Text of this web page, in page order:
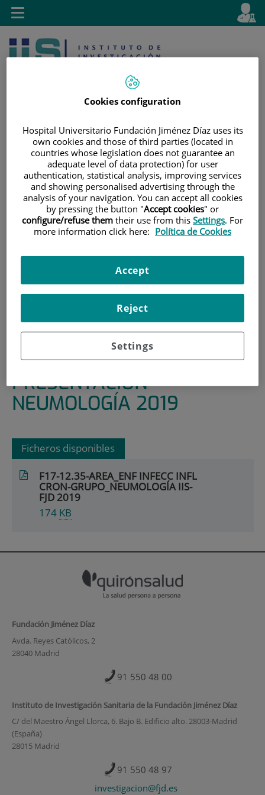
Saltar al contenido
contenido
activo
es
Buscar
Toggle
navigation
INICIO|ÁREAS Y GRUPOS DE INVESTIGACIÓN
|NEUMOLOGÍA
PRESENTACIÓN NEUMOLOGÍA 2019
PRESENTACIÓN
NEUMOLOGÍA 2019
Ficheros disponibles
F17-12.35-AREA_ENF INFECC INFL
CRON-GRUPO_NEUMOLOGÍA IIS-
FJD 2019
174 KB
Fundación Jiménez Díaz
Avda. Reyes Católicos, 2
28040 Madrid
91 550 48 00
Instituto de Investigación Sanitaria de la Fundación Jiménez Díaz
C/ del Maestro Ángel Llorca, 6. Bajo B. Edificio alto. 28003-Madrid
(España)
28015 Madrid
91 550 48 97
investigacion@fjd.es
Cookies configuration
Hospital Universitario Fundación Jiménez Díaz uses its
own cookies and those of third parties (located in
countries whose legislation does not guarantee an
adequate level of data protection) for user
authentication, statistical analysis, improving services
and showing personalised advertising through the
analysis of your navigation. You can accept all cookies
by pressing the button "Accept cookies" or
configure/refuse them their use from this Settings. For
more information click here: Política de Cookies
Settings
Reject
Accept